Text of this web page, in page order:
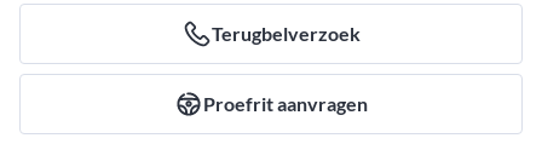
Terugbelverzoek
Proefrit aanvragen